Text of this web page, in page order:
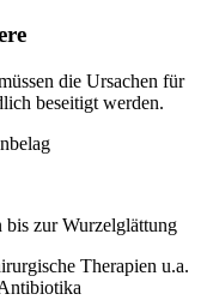
die Ursachen für
beseitigt werden.
bis zur Wurzelglättung
Therapien u.a.